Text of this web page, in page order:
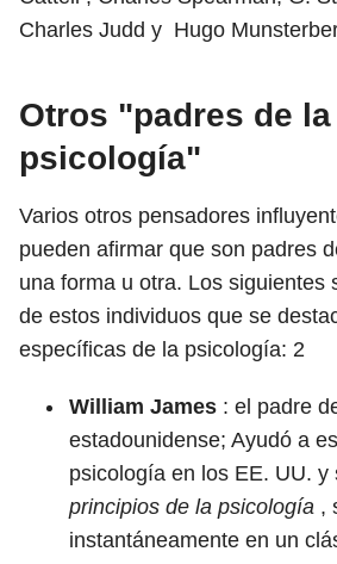
Charles Judd y Hugo
Otros "padres de la
psicología"
Varios otros pensadores
pueden afirmar que son padres
una forma u otra. Los siguientes
de estos individuos que se
específicas de la psicología: 2
William James : el padre
estadounidense; Ayudó a
psicología en los EE. UU. y
principios de la psicología ,
instantáneamente en un